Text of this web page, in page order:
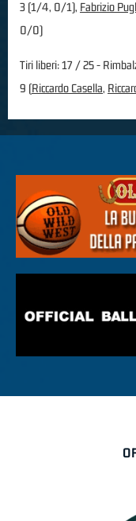
3 (1/4, 0/1), Fabrizio
0/0)
Tiri liberi: 17 / 25 -
9 (Riccardo Casella,